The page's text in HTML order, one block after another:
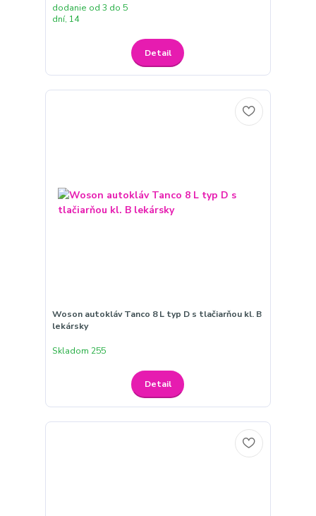
dodanie od 3 do 5
dní, 14
Detail
Woson autokláv Tanco 8 L typ D s tlačiarňou kl. B
lekársky
Skladom 255
Detail